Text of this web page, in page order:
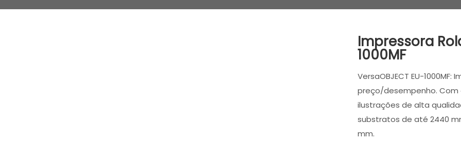
Impressora
1000MF
VersaOBJECT EU-
preço/desempenho. Com
ilustrações de alta
substratos de até 2440
mm.